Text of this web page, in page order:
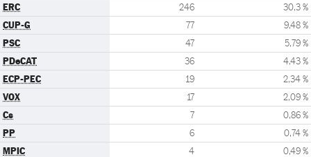
ERC 246 30,3 %
CUP-G 77 9,48 %
PSC 47 5,79 %
PDeCAT 36 4,43 %
ECP-PEC 19 2,34 %
VOX 17 2,09 %
Cs 7 0,86 %
PP 6 0,74 %
MPIC 4 0,49 %